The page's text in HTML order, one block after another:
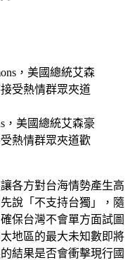
，美國總統艾森豪
熱情群眾夾道歡
各方對台海情勢產生高
說「不支持台獨」，隨
保台灣不會單方面試圖
地區的最大未知數即將
結果是否會衝擊現行國